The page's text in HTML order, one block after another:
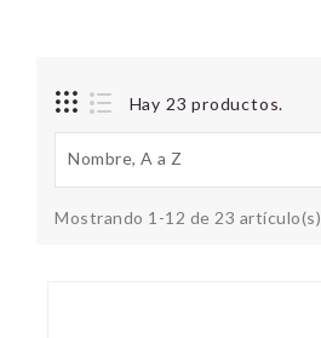
Hay 23 productos.
Nombre, A a Z
Mostrando 1-12 de 23 artículo(s)